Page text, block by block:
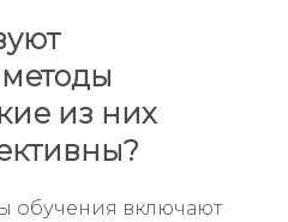
из них
обучения включают